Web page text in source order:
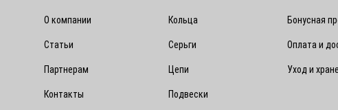
О компании
Статьи
Партнерам
Контакты
Кольца
Серьги
Цепи
Подвески
Бонусная
Оплата и
Уход и